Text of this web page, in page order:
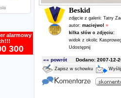
alarmowy
300
Beskid
zdjęcie z galerii: Tatry
autor: maciejwol »
kilka słów o zdjęciu:
widok z okolic
Udostępnij
«« powrótDodano: 2007-12-
Zapisz w schowku